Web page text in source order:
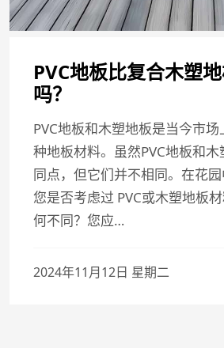
PVC地板比复合木塑
吗？
PVC地板和木塑地板是当今市
种地板材料。虽然PVC地板和
同点，但它们并不相同。在花园
您是否考虑过 PVC或木塑地板
何不同？您应…
2024年11月12日 星期二